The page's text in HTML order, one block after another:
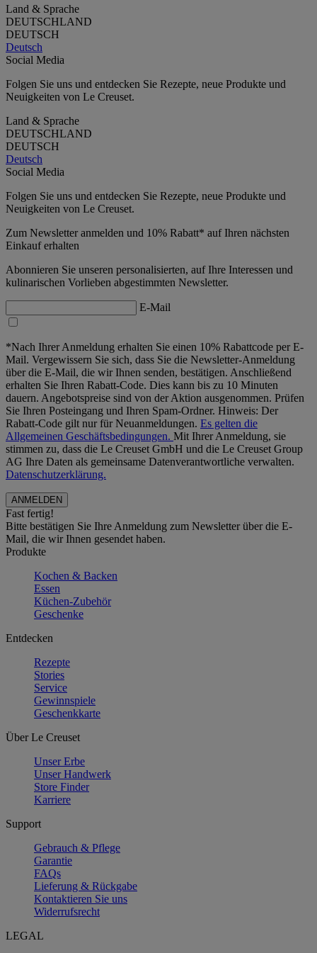
Land & Sprache
DEUTSCHLAND
DEUTSCH
Deutsch
Social Media
Folgen Sie uns und entdecken Sie Rezepte, neue Produkte und
Neuigkeiten von Le Creuset.
Land & Sprache
DEUTSCHLAND
DEUTSCH
Deutsch
Social Media
Folgen Sie uns und entdecken Sie Rezepte, neue Produkte und
Neuigkeiten von Le Creuset.
Zum Newsletter anmelden und 10% Rabatt* auf Ihren nächsten
Einkauf erhalten
Abonnieren Sie unseren personalisierten, auf Ihre Interessen und
kulinarischen Vorlieben abgestimmten Newsletter.
E-Mail
*Nach Ihrer Anmeldung erhalten Sie einen 10% Rabattcode per E-
Mail. Vergewissern Sie sich, dass Sie die Newsletter-Anmeldung
über die E-Mail, die wir Ihnen senden, bestätigen. Anschließend
erhalten Sie Ihren Rabatt-Code. Dies kann bis zu 10 Minuten
dauern. Angebotspreise sind von der Aktion ausgenommen. Prüfen
Sie Ihren Posteingang und Ihren Spam-Ordner. Hinweis: Der
Rabatt-Code gilt nur für Neuanmeldungen. Es gelten die
Allgemeinen Geschäftsbedingungen. Mit Ihrer Anmeldung, sie
stimmen zu, dass die Le Creuset GmbH und die Le Creuset Group
AG Ihre Daten als gemeinsame Datenverantwortliche verwalten.
Datenschutzerklärung.
Fast fertig!
Bitte bestätigen Sie Ihre Anmeldung zum Newsletter über die E-
Mail, die wir Ihnen gesendet haben.
Produkte
Kochen & Backen
Essen
Küchen-Zubehör
Geschenke
Entdecken
Rezepte
Stories
Service
Gewinnspiele
Geschenkkarte
Über Le Creuset
Unser Erbe
Unser Handwerk
Store Finder
Karriere
Support
Gebrauch & Pflege
Garantie
FAQs
Lieferung & Rückgabe
Kontaktieren Sie uns
Widerrufsrecht
LEGAL